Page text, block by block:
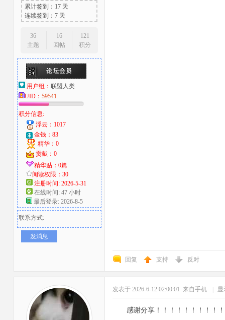
累计签到：17 天
连续签到：7 天
36
主题
16
回帖
121
积分
用户组： 联盟人类
UID： 59541
积分信息:
浮云：1017
金钱：83
精华：0
贡献：0
精华贴：0篇
阅读权限：30
注册时间: 2026-5-31
在线时间: 47 小时
最后登录: 2026-8-5
联系方式:
发消息
回复 支持 反对
发表于 2026-6-12 02:00:01 来自手机 显
感谢分享！！！！！！！！！！